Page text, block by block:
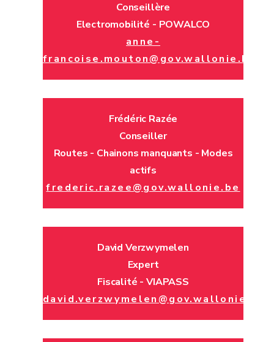
Conseillère
Electromobilité - POWALCO
anne-
francoise.mouton@gov.wallonie.be
Frédéric Razée
Conseiller
Routes - Chainons manquants - Modes
actifs
frederic.razee@gov.wallonie.be
David Verzwymelen
Expert
Fiscalité - VIAPASS
david.verzwymelen@gov.wallonie.be